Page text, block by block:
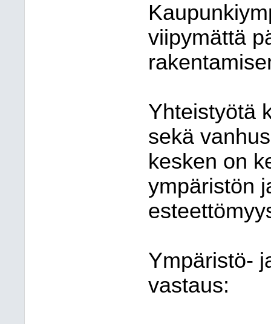
viipymättä
Yhteistyötä
sekä
kesken on
ympäristön
Ympäristö-
vastaus: